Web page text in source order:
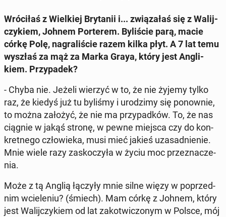
Wró­ci­łaś z Wiel­kiej Bry­ta­nii i... zwią­za­łaś się z Wa­lij­
czy­kiem, Johnem Por­te­rem. By­li­ście parą, macie
córkę Polę, na­gra­li­ście razem kilka płyt. A 7 lat temu
wyszłaś za mąż za Marka Graya, który jest An­gli­
kiem. Przy­pa­dek?
- Chyba nie. Jeżeli wierzyć w to, że nie żyjemy tylko
raz, że kiedyś już tu byliśmy i uro­dzi­my się po­now­nie,
to można założyć, że nie ma przy­pad­ków. To, że nas
ciągnie w jakąś stronę, w pewne miejsca czy do kon­
kret­ne­go czło­wie­ka, musi mieć jakieś uza­sad­nie­nie.
Mnie wiele razy za­sko­czy­ła w życiu moc prze­zna­cze­
nia.
Może z tą Anglią łączyły mnie silne więzy w po­przed­
nim wcie­le­niu? (śmiech). Mam córkę z Johnem, który
jest Wa­lij­czy­kiem od lat za­ko­twi­czo­nym w Polsce, mój